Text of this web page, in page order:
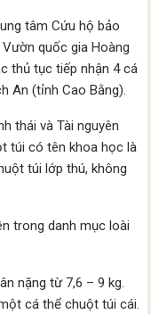
tâm Cứu hộ bảo
quốc gia Hoàng
thủ tục tiếp nhận 4 cá
An (tỉnh Cao Bằng).
thái và Tài nguyên
túi có tên khoa học là
túi lớp thú, không
trong danh mục loài
nặng từ 7,6 – 9 kg.
cá thể chuột túi cái.